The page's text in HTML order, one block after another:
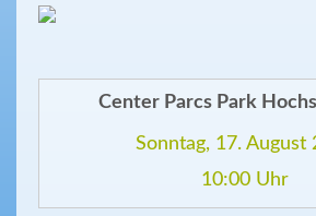
Center Parcs Park
Sonntag, 17. August
10:00 Uhr